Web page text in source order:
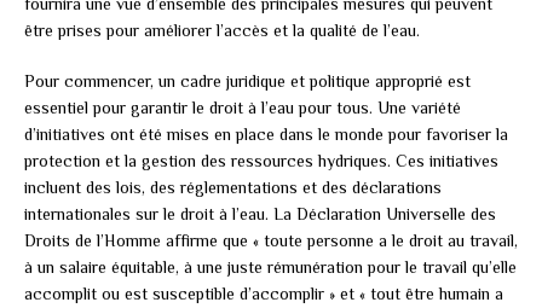
être prises pour améliorer l’accès et la qualité de l’eau.
Pour commencer, un cadre juridique et politique approprié est
essentiel pour garantir le droit à l’eau pour tous. Une variété
d’initiatives ont été mises en place dans le monde pour favoriser la
protection et la gestion des ressources hydriques. Ces initiatives
incluent des lois, des réglementations et des déclarations
internationales sur le droit à l’eau. La Déclaration Universelle des
Droits de l’Homme affirme que « toute personne a le droit au travail,
à un salaire équitable, à une juste rémunération pour le travail qu’elle
accomplit ou est susceptible d’accomplir » et « tout être humain a